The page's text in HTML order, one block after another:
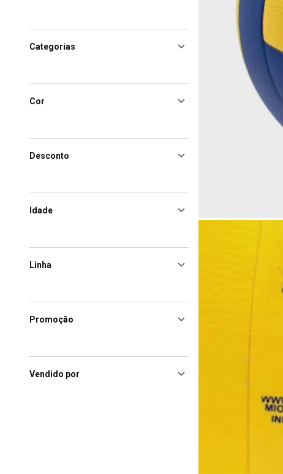
Categorias
Cor
Desconto
Idade
Linha
Promoção
Vendido por